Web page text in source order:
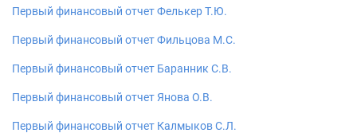
Первый финансовый отчет Фелькер Т.Ю.
Первый финансовый отчет Фильцова М.С.
Первый финансовый отчет Баранник С.В.
Первый финансовый отчет Янова О.В.
Первый финансовый отчет Калмыков С.Л.